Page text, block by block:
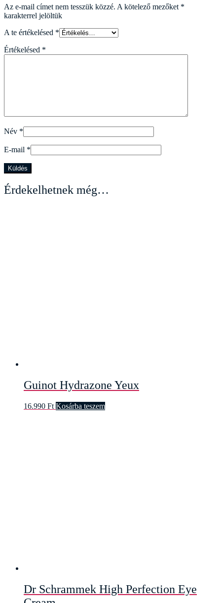
Az e-mail címet nem tesszük közzé. A kötelező mezőket *
karakterrel jelöltük
A te értékelésed *
Értékelésed *
Név *
E-mail *
Érdekelhetnek még…
Guinot Hydrazone Yeux
16.990 Ft Kosárba teszem
Dr Schrammek High Perfection Eye